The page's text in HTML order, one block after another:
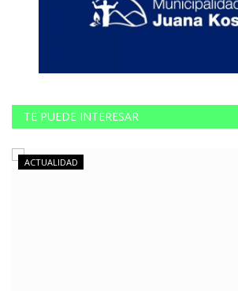
TE PUEDE INTERESAR
ACTUALIDAD